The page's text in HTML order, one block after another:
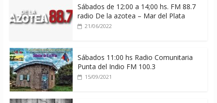
Sábados de 12:00 a 14;00 hs. FM 88.7
radio De la azotea – Mar del Plata
21/06/2022
Sábados 11:00 hs Radio Comunitaria
Punta del Indio FM 100.3
15/09/2021